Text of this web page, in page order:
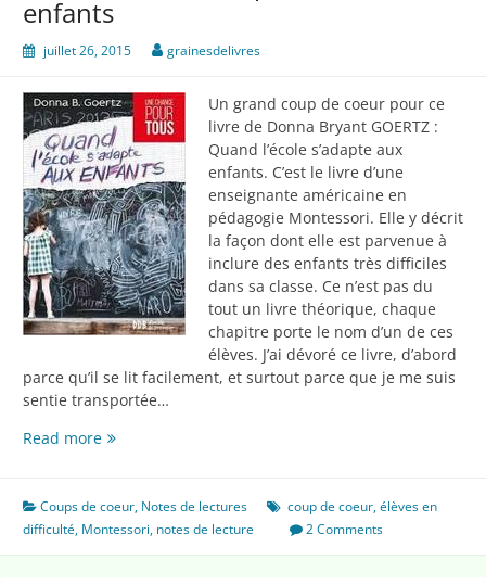
Ptite
enfants
juillet 26, 2015 grainesdelivres
Un grand coup de coeur pour ce
livre de Donna Bryant GOERTZ :
Quand l’école s’adapte aux
enfants. C’est le livre d’une
enseignante américaine en
pédagogie Montessori. Elle y décrit
la façon dont elle est parvenue à
inclure des enfants très difficiles
dans sa classe. Ce n’est pas du
tout un livre théorique, chaque
chapitre porte le nom d’un de ces
élèves. J’ai dévoré ce livre, d’abord
parce qu’il se lit facilement, et surtout parce que je me suis
sentie transportée…
Read moreQuand
aux
enfants
Coups de coeur, Notes de lectures coup de coeur,élèves en
difficulté, Montessori, notes de lecture 2 Comments